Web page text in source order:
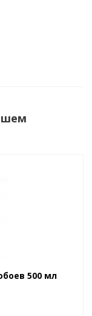
500 мл